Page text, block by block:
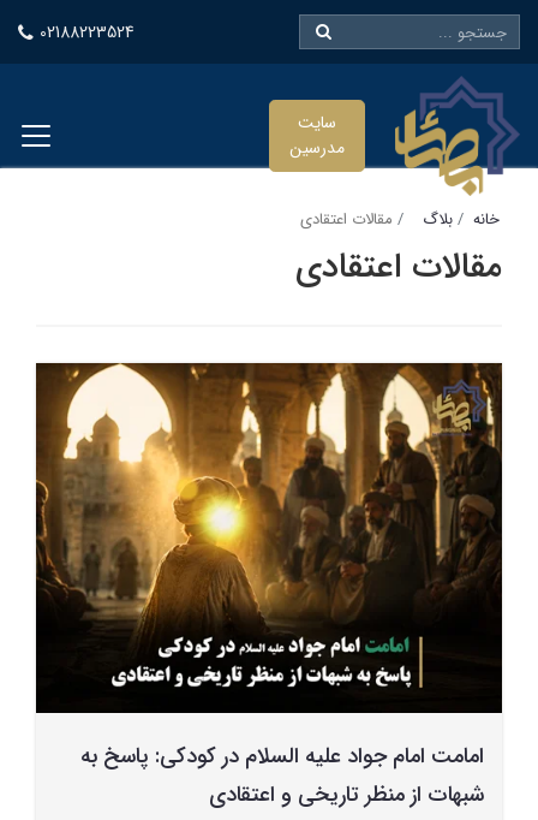
02188223524
سایت
مدرسین
خانه بلاگ مقالات اعتقادی
مقالات اعتقادی
امامت امام جواد علیه السلام در کودکی: پاسخ به
شبهات از منظر تاریخی و اعتقادی